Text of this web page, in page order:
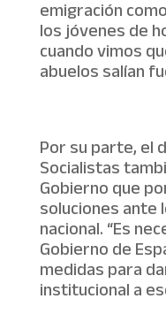
emigración
los jóvenes de
cuando vimos
abuelos salían
Por su parte, el
Socialistas
Gobierno que
soluciones ante
nacional. “Es
Gobierno de
medidas para
institucional a